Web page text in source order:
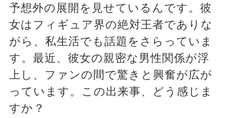
予想外の展開を見せているんです。彼
女はフィギュア界の絶対王者でありな
がら、私生活でも話題をさらっていま
す。最近、彼女の親密な男性関係が浮
上し、ファンの間で驚きと興奮が広が
っています。この出来事、どう感じま
すか？